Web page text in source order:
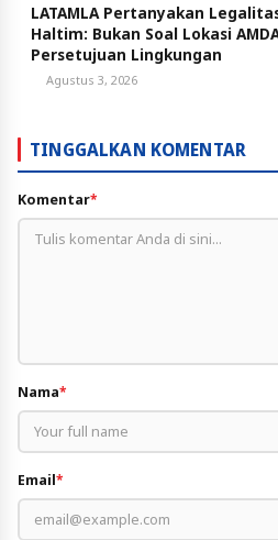
LATAMLA Pertanyakan
Haltim: Bukan Soal Lokasi
Persetujuan Lingkungan
Agustus 3, 2026
TINGGALKAN KOMENTAR
Komentar*
Nama*
Email*